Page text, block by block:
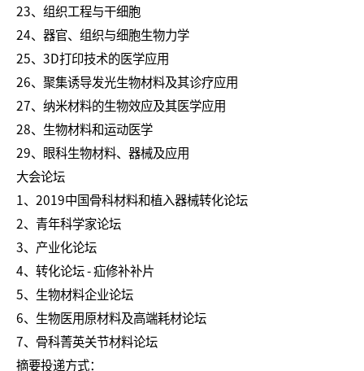
23、组织工程与干细胞
24、器官、组织与细胞生物力学
25、3D打印技术的医学应用
26、聚集诱导发光生物材料及其诊疗应用
27、纳米材料的生物效应及其医学应用
28、生物材料和运动医学
29、眼科生物材料、器械及应用
大会论坛
1、2019中国骨科材料和植入器械转化论坛
2、青年科学家论坛
3、产业化论坛
4、转化论坛 - 疝修补补片
5、生物材料企业论坛
6、生物医用原材料及高端耗材论坛
7、骨科菁英关节材料论坛
摘要投递方式：